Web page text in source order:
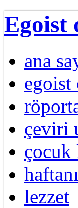
Egoist
ana
egoist
çeviri
çocuk
lezzet